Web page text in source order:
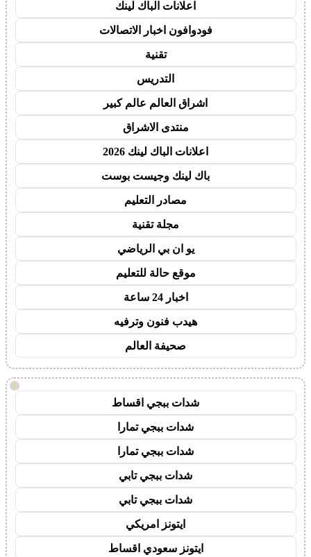
اعلانات الباك لينك
فودوافون اخبار الاتصالات
تقنية
التدريس
اشراق العالم عالم كبير
منتدى الاشراق
اعلانات الباك لينك 2026
باك لينك وجيست بوست
مصادر التعليم
مجلة تقنية
يو ان بي الرياضي
موقع حالة للتعليم
اخبار 24 ساعة
هيدب فنون وترفيه
صحيفة العالم
!
شدات ببجي اقساط
شدات ببجي تمارا
شدات ببجي تمارا
شدات ببجي تابي
شدات ببجي تابي
ايتونز امريكي
ايتونز سعودي اقساط